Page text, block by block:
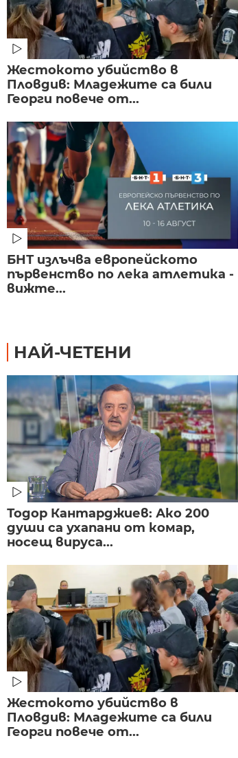
Жестокото убийство в
Пловдив: Младежите са били
Георги повече от...
БНТ излъчва европейското
първенство по лека атлетика -
вижте...
НАЙ-ЧЕТЕНИ
Тодор Кантарджиев: Ако 200
души са ухапани от комар,
носещ вируса...
Жестокото убийство в
Пловдив: Младежите са били
Георги повече от...